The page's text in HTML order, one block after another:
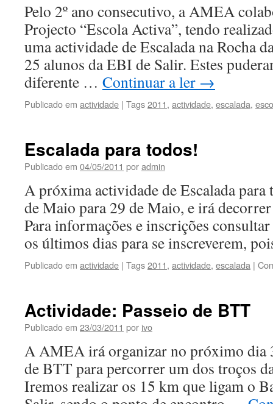
Pelo 2º ano consecutivo, a AMEA
Projecto “Escola Activa”, tendo
uma actividade de Escalada na Rocha
25 alunos da EBI de Salir. Estes
diferente … Continuar a ler →
Publicado em actividade | Tags2011, actividade, escalada,
Escalada para todos!
Publicado em 04/05/2011 poradmin
A próxima actividade de Escalada
de Maio para 29 de Maio, e irá decorrer
Para informações e inscrições
os últimos dias para se inscreverem,
Publicado em actividade | Tags2011, actividade, escalada |
Actividade: Passeio de BTT
Publicado em 23/03/2011 por ivo
A AMEA irá organizar no próximo dia
de BTT para percorrer um dos troços
Iremos realizar os 15 km que ligam o